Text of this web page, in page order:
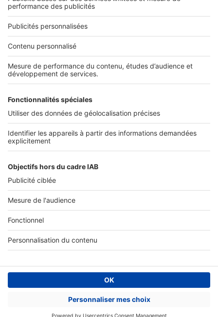
Services pro
Accès client
Informations légales
Politique Générale de Protection des Données
Charte éditeur
Paramétrer mes cookies
Digital Classifieds France SAS © 2024 - all rights